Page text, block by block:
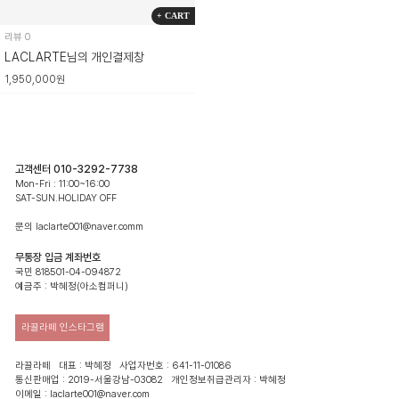
+ CART
리뷰 0
LACLARTE님의 개인결제창
1,950,000원
고객센터 010-3292-7738
Mon-Fri : 11:00~16:00
SAT-SUN.HOLIDAY OFF
문의 laclarte001@naver.comm
무통장 입금 계좌번호
국민 818501-04-094872
예금주 : 박혜정(아소컴퍼니)
라끌라떼 인스타그램
라끌라떼 대표 : 박혜정 사업자번호 : 641-11-01086
통신판매업 : 2019-서울강남-03082 개인정보취급관리자 : 박혜정
이메일 : laclarte001@naver.com